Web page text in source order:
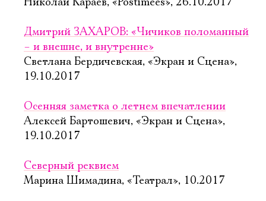
Дмитрий ЗАХАРОВ: «Чичиков поломанный
– и внешне, и внутренне»
Светлана Бердичевская, «Экран и Сцена»,
19.10.2017
Осенняя заметка о летнем впечатлении
Алексей Бартошевич, «Экран и Сцена»,
19.10.2017
Северный реквием
Марина Шимадина, «Театрал», 10.2017